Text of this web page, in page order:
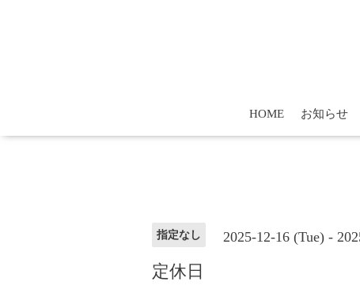
HOME お知らせ
指定なし 2025-12-16 (Tue) -
定休日